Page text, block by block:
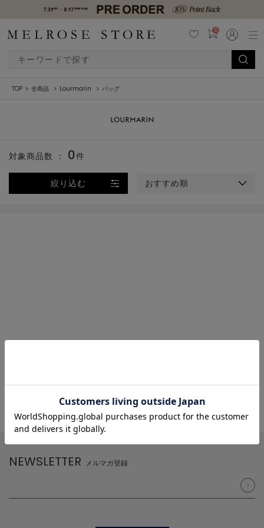
0
TOP 全商品 Lourmarin バッグ
絞り込む おすすめ順
対象商品数 ： 0件
NEWSLETTER メルマガ登録